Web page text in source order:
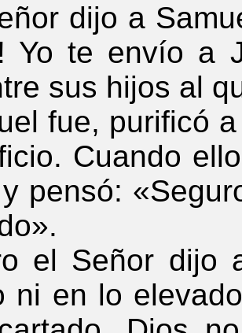
dijo a
Yo te envío a
sus hijos al
fue, purificó a
Cuando
pensó:
Señor dijo a
ni en lo